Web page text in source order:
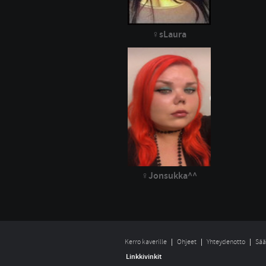
sLaura
Jonsukka^^
Kerro kaverille Ohjeet Yhteydenotto
Linkkivinkit